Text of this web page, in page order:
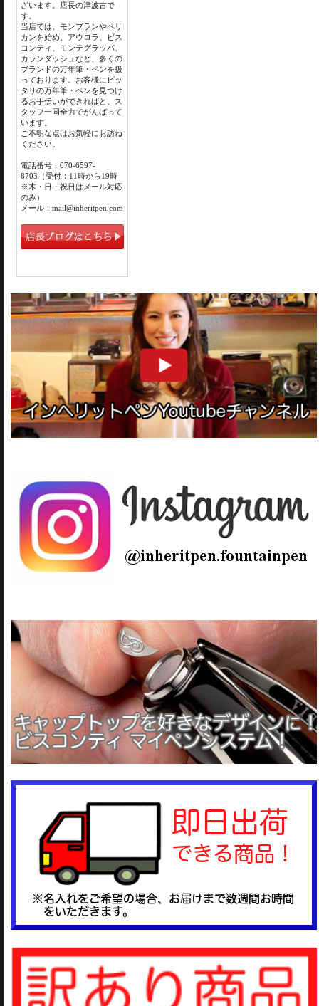
ざいます。店長の津波古で
す。
当店では、モンブランやペリ
カンを始め、アウロラ、ビス
コンティ、モンテグラッパ、
カランダッシュなど、多くの
ブランドの万年筆・ペンを扱
っております。お客様にピッ
タリの万年筆・ペンを見つけ
るお手伝いができればと、ス
タッフ一同全力でがんばって
います。
ご不明な点はお気軽にお訪ね
ください。
電話番号：070-6597-
8703（受付：11時から19時
※木・日・祝日はメール対応
のみ）
メール：mail@inheritpen.com